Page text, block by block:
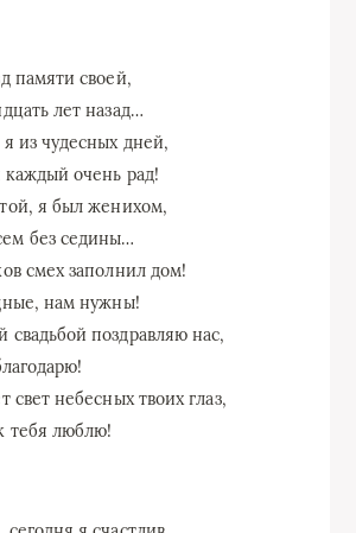
памяти своей,
лет назад…
из чудесных дней,
каждый очень рад!
я был женихом,
без седины…
смех заполнил дом!
нам нужны!
поздравляю нас,
свет небесных твоих глаз,
тебя люблю!